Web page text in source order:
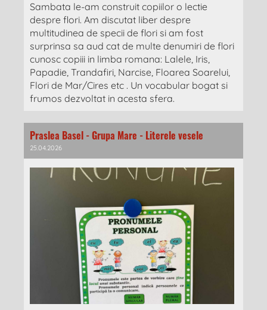
Sambata le-am construit copiilor o lectie
despre flori. Am discutat liber despre
multitudinea de specii de flori si am fost
surprinsa sa aud cat de multe denumiri de flori
cunosc copiii in limba romana: Lalele, Iris,
Papadie, Trandafiri, Narcise, Floarea Soarelui,
Flori de Mar/Cires etc . Un vocabular bogat si
frumos dezvoltat in acesta sfera.
Praslea Basel - Grupa Mare - Literele vesele
25.04.2026